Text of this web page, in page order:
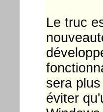
Le truc
sera
éviter